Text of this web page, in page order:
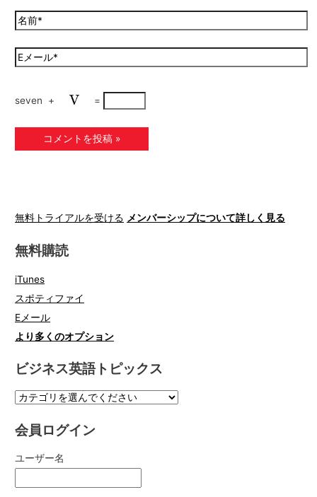
seven + =
無料トライアルを受ける メンバーシップについて詳しく見る
無料購読
iTunes
スポティファイ
Eメール
より多くのオプション
ビジネス英語トピックス
会員ログイン
ユーザー名